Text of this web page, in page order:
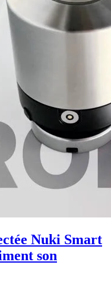
Nuki Smart
son